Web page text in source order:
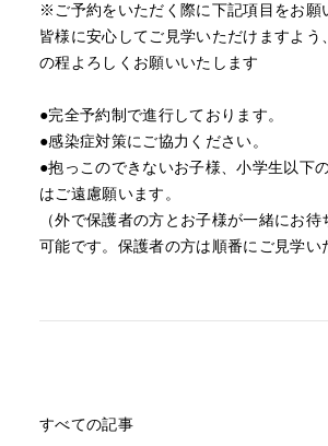
※ご予約をいただく際に下記項目をお願
皆様に安心してご見学いただけますよう
の程よろしくお願いいたします
●完全予約制で進行しております。
●感染症対策にご協力ください。
●抱っこのできないお子様、小学生以下
はご遠慮願います。
（外で保護者の方とお子様が一緒にお
可能です。保護者の方は順番にご見学い
すべての記事